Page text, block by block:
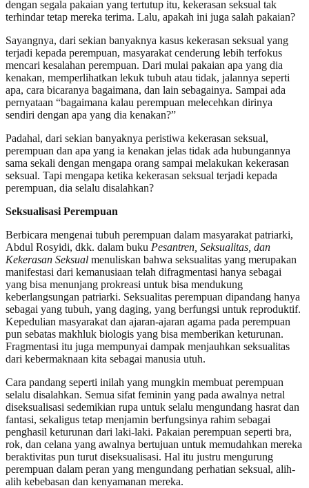
dengan segala pakaian yang tertutup itu, kekerasan seksual tak
terhindar tetap mereka terima. Lalu, apakah ini juga salah pakaian?
Sayangnya, dari sekian banyaknya kasus kekerasan seksual yang
terjadi kepada perempuan, masyarakat cenderung lebih terfokus
mencari kesalahan perempuan. Dari mulai pakaian apa yang dia
kenakan, memperlihatkan lekuk tubuh atau tidak, jalannya seperti
apa, cara bicaranya bagaimana, dan lain sebagainya. Sampai ada
pernyataan “bagaimana kalau perempuan melecehkan dirinya
sendiri dengan apa yang dia kenakan?”
Padahal, dari sekian banyaknya peristiwa kekerasan seksual,
perempuan dan apa yang ia kenakan jelas tidak ada hubungannya
sama sekali dengan mengapa orang sampai melakukan kekerasan
seksual. Tapi mengapa ketika kekerasan seksual terjadi kepada
perempuan, dia selalu disalahkan?
Seksualisasi Perempuan
Berbicara mengenai tubuh perempuan dalam masyarakat patriarki,
Abdul Rosyidi, dkk. dalam buku Pesantren, Seksualitas, dan
Kekerasan Seksual menuliskan bahwa seksualitas yang merupakan
manifestasi dari kemanusiaan telah difragmentasi hanya sebagai
yang bisa menunjang prokreasi untuk bisa mendukung
keberlangsungan patriarki. Seksualitas perempuan dipandang hanya
sebagai yang tubuh, yang daging, yang berfungsi untuk reproduktif.
Kepedulian masyarakat dan ajaran-ajaran agama pada perempuan
pun sebatas makhluk biologis yang bisa memberikan keturunan.
Fragmentasi itu juga mempunyai dampak menjauhkan seksualitas
dari kebermaknaan kita sebagai manusia utuh.
Cara pandang seperti inilah yang mungkin membuat perempuan
selalu disalahkan. Semua sifat feminin yang pada awalnya netral
diseksualisasi sedemikian rupa untuk selalu mengundang hasrat dan
fantasi, sekaligus tetap menjamin berfungsinya rahim sebagai
penghasil keturunan dari laki-laki. Pakaian perempuan seperti bra,
rok, dan celana yang awalnya bertujuan untuk memudahkan mereka
beraktivitas pun turut diseksualisasi. Hal itu justru mengurung
perempuan dalam peran yang mengundang perhatian seksual, alih-
alih kebebasan dan kenyamanan mereka.